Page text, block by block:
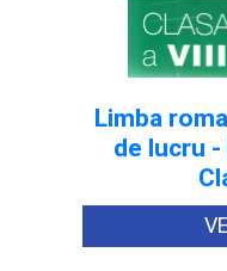
Limba
de lucru